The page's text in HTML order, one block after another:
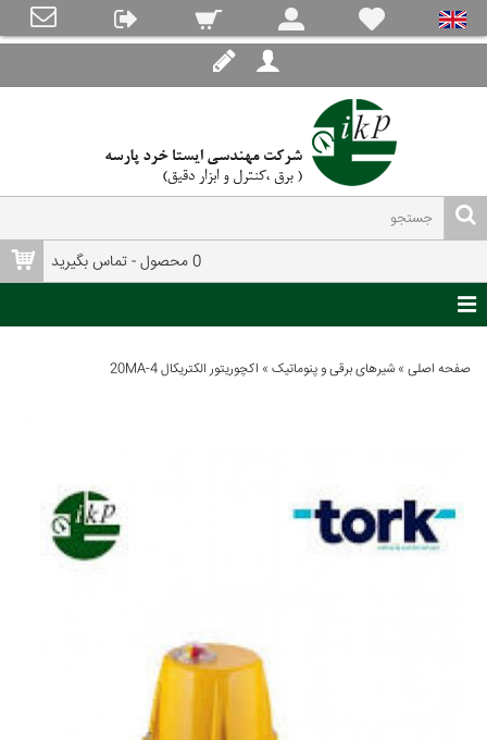
0 محصول - تماس بگیرید
صفحه اصلی » شیرهای برقی و پنوماتیک » اکچوریتور الکتریکال 4-20MA